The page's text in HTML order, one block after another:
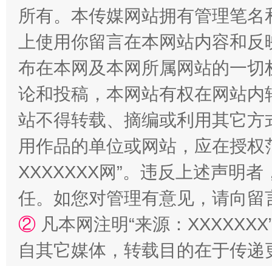
国家大学科技园优化重塑工作
所有。本传媒网站拥有管理笔
上使用你留言在本网站内容和
布在本网及本网所属网站的一
论和投稿，本网站有权在网站
站不得转载、摘编或利用其它
用作品的单位或网站，应在授
XXXXXXX网”。违反上述声明
任。如您对管理有意见，请向
② 凡本网注明“来源：
自其它媒体，转载目的在于传